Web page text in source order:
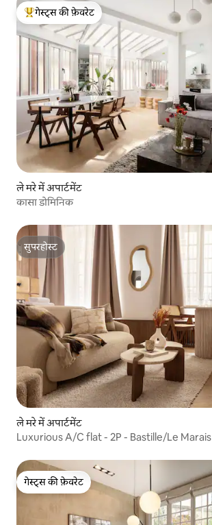
गेस्ट्स का टॉप फ़ेवरेट
गेस्ट्स की फ़ेवरेट
ले मरे में अपार्टमेंट
कासा डोमिनिक
सुपरहोस्ट
सुपरहोस्ट
ले मरे में अपार्टमेंट
Luxurious A/C flat - 2P - Bastille/Le Marais
गेस्ट्स की फ़ेवरेट
गेस्ट्स की फ़ेवरेट